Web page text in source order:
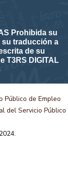
Prohibida su
traducción a
de su
T3RS DIGITAL
Público de Empleo
del Servicio Público